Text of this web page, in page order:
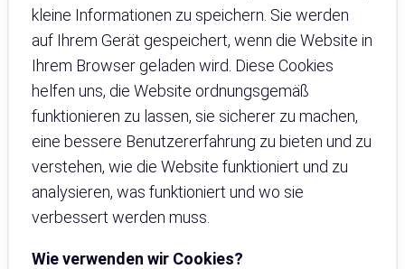
kleine Informationen zu speichern. Sie werden
auf Ihrem Gerät gespeichert, wenn die Website in
Ihrem Browser geladen wird. Diese Cookies
helfen uns, die Website ordnungsgemäß
funktionieren zu lassen, sie sicherer zu machen,
eine bessere Benutzererfahrung zu bieten und zu
verstehen, wie die Website funktioniert und zu
analysieren, was funktioniert und wo sie
verbessert werden muss.
Wie verwenden wir Cookies?